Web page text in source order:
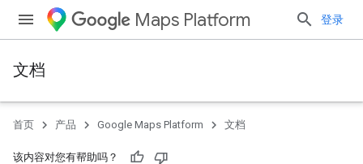
Maps Platform 登录
文档
首页 产品 Google Maps Platform 文档
该内容对您有帮助吗？